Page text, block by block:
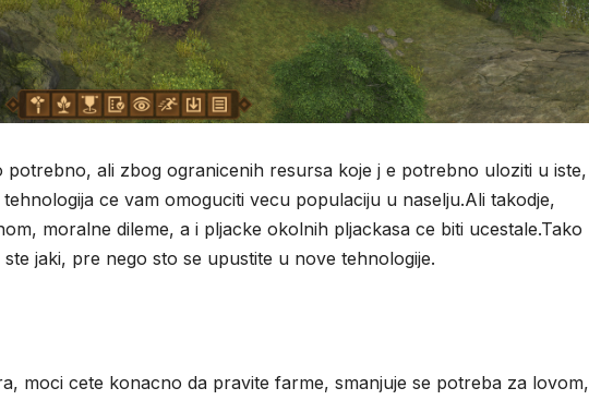
potrebno, ali zbog ogranicenih resursa koje j e potrebno uloziti u iste,
ce vam omoguciti vecu populaciju u naselju.Ali takodje,
moralne dileme, a i pljacke okolnih pljackasa ce biti ucestale.Tako
jaki, pre nego sto se upustite u nove tehnologije.
moci cete konacno da pravite farme, smanjuje se potreba za lovom,